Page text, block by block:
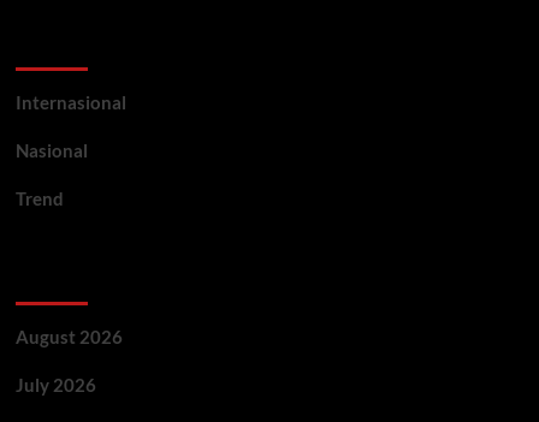
Internasional
Nasional
Trend
August 2026
July 2026